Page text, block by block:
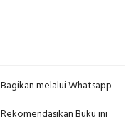
Bagikan melalui Whatsapp
Rekomendasikan Buku ini